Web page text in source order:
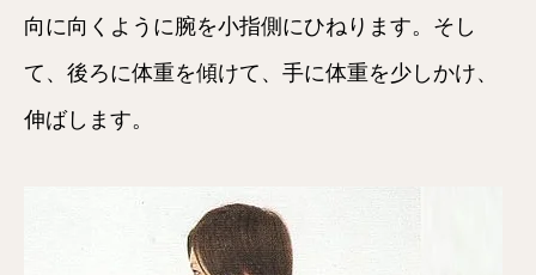
向に向くように腕を小指側にひねります。そし
て、後ろに体重を傾けて、手に体重を少しかけ、
伸ばします。